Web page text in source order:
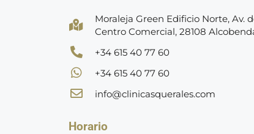
Moraleja Green Edificio Norte, Av.
Centro Comercial, 28108
+34 615 40 77 60
+34 615 40 77 60
info@clinicasquerales.com
Horario